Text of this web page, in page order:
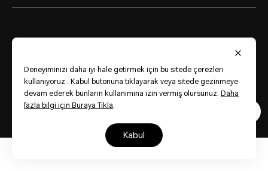
Turkey (Türkiye)
Site Haritası Kullanım Koşulları
Deneyiminizi daha iyi hale getirmek için bu sitede çerezleri
kullanıyoruz . Kabul butonuna tıklayarak veya sitede gezinmeye
devam ederek bunların kullanımına izin vermiş olursunuz. Daha
fazla bilgi için Buraya Tıkla.
kabul